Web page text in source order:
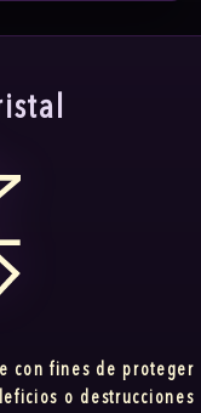
con fines de proteger
o destrucciones